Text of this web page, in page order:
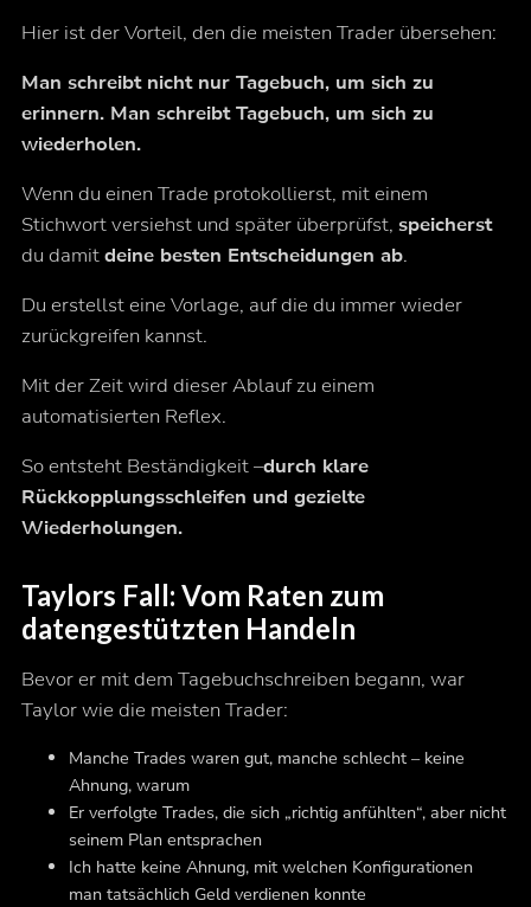
Hier ist der Vorteil, den die meisten Trader übersehen:
Man schreibt nicht nur Tagebuch, um sich zu
erinnern. Man schreibt Tagebuch, um sich zu
wiederholen.
Wenn du einen Trade protokollierst, mit einem
Stichwort versiehst und später überprüfst, speicherst
du damitdeine besten Entscheidungen ab.
Du erstellst eine Vorlage, auf die du immer wieder
zurückgreifen kannst.
Mit der Zeit wird dieser Ablauf zu einem
automatisierten Reflex.
So entsteht Beständigkeit –durch klare
Rückkopplungsschleifen und gezielte
Wiederholungen.
Taylors Fall: Vom Raten zum
datengestützten Handeln
Bevor er mit dem Tagebuchschreiben begann, war
Taylor wie die meisten Trader:
Manche Trades waren gut, manche schlecht – keine
Ahnung, warum
Er verfolgte Trades, die sich „richtig anfühlten“, aber nicht
seinem Plan entsprachen
Ich hatte keine Ahnung, mit welchen Konfigurationen
man tatsächlich Geld verdienen konnte